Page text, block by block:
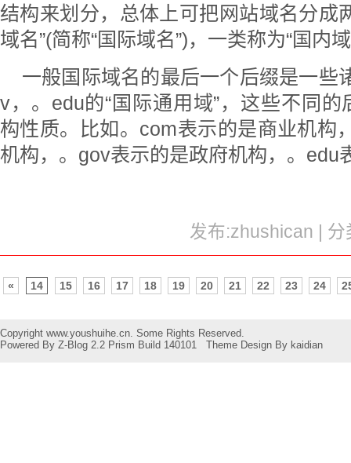
结构来划分，总体上可把网站域名分成
域名”(简称“国际域名”)，一类称为“国内
一般国际域名的最后一个后缀是一些
v，。edu的“国际通用域”，这些不同
构性质。比如。com表示的是商业机构
机构，。gov表示的是政府机构，。edu
发布:zhushican |
« 14 15 16 17 18 19 20 21 22 23 24
Copyright www.youshuihe.cn. Some Rights Reserved.
Powered By Z-Blog 2.2 Prism Build 140101 Theme Design By kaidian